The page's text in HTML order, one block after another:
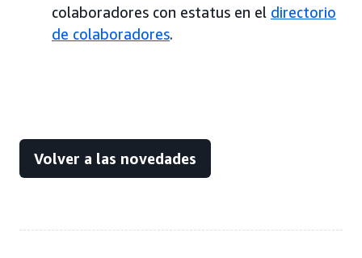
colaboradores con estatus en el directorio
de colaboradores.
Volver a las novedades